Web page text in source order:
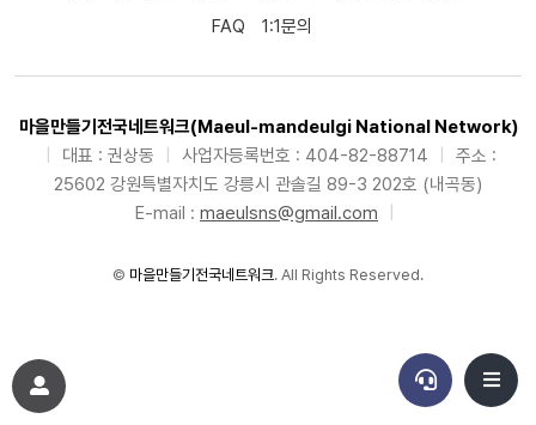
FAQ
1:1문의
마을만들기전국네트워크(Maeul-mandeulgi National Network)
대표 : 권상동 사업자등록번호 : 404-82-88714
주소 :
25602 강원특별자치도 강릉시 관솔길 89-3 202호 (내곡동)
E-mail : maeulsns@gmail.com
© 마을만들기전국네트워크. All Rights Reserved.